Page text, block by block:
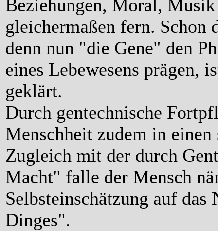
Beziehungen, Moral,
gleichermaßen fern. Schon
denn nun "die Gene" den
eines Lebewesens prägen,
geklärt.
Durch gentechnische
Menschheit zudem in
Zugleich mit der durch
Macht" falle der Mensch
Selbsteinschätzung auf das
Dinges".